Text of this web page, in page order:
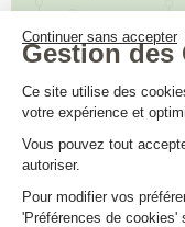
Continuer sans accepter
Gestion des
Plateforme
Ce site utilise des
votre expérience et
Vous pouvez tout
autoriser.
Pour modifier vos
'Préférences de cookies'